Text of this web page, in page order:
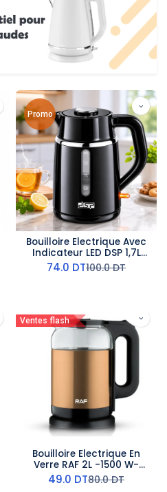
Promo
Bouilloire Electrique Avec
Indicateur LED DSP 1,7L
-2200W
74.0 DT100.0DT
Ventes flash
Bouilloire Electrique En
Verre RAF 2L -1500 W-
Marron
49.0 DT80.0DT